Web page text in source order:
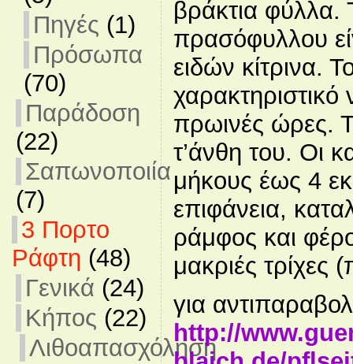
Πηγές (1)
Πρόσωπα
(70)
Παράδοση
(22)
Σαπωνοποιία
(7)
3 Πορτο
Ράφτη (48)
Γενικά (24)
Κήπος (22)
Λιθοαπασχόληση
βράκτια φύλλα.
πρασόφυλλου
ειδών κίτρινα.
χαρακτηριστικό
πρωινές ώρες.
τ’άνθη του. Οι
μήκους έως 4
επιφάνεια,
ράμφος και
μακριές τρίχες
για
http://